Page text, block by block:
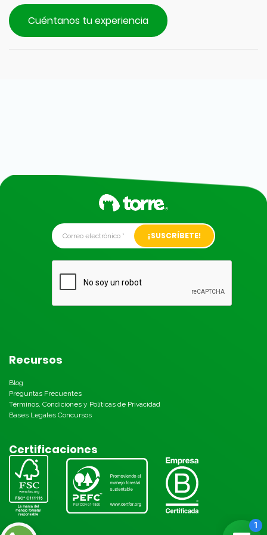
Cuéntanos tu experiencia
Alternative:
Recursos
Blog
Preguntas Frecuentes
Términos, Condiciones y Políticas de Privacidad
Bases Legales Concursos
Certificaciones